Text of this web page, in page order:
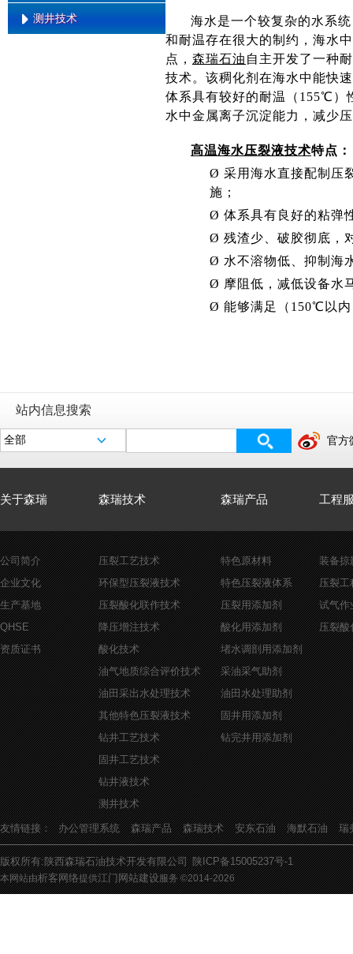
防窜水泥
无土相油基钻井液
测井技术
海水是一个较复杂的水系
和耐温存在很大的制约，海水
点， 森瑞石油 自主开发了一种
技术。该稠化剂在海水中能快
体系具有较好的耐温（155℃）
水中金属离子沉淀能力，减少
高温海水压裂液技术特点：
Ø 采用海水直接配制压
施；
Ø 体系具有良好的粘弹
Ø 残渣少、破胶彻底，
Ø 水不溶物低、抑制海
Ø 摩阻低，减低设备水
Ø 能够满足（150℃以
站内信息搜索
官方
关于森瑞 森瑞技术 森瑞产品 工程
公司简介
企业文化
生产基地
QHSE
资质证书
压裂工艺技术
环保型压裂液技术
压裂酸化联作技术
降压增注技术
酸化技术
油气地质综合评价技术
油田采出水处理技术
其他特色压裂液技术
钻井工艺技术
固井工艺技术
钻井液技术
测井技术
特色原材料
特色压裂液体系
压裂用添加剂
酸化用添加剂
堵水调剖用添加剂
采油采气助剂
油田水处理助剂
固井用添加剂
钻完井用添加剂
装备掠
压裂工
试气作
压裂酸
友情链接： 办公管理系统 森瑞产品 森瑞技术 安东石油 海默石油 瑞
版权所有:陕西森瑞石油技术开发有限公司 陕ICP备15005237号-1
本网站由析客网络提供江门网站建设服务 ©2014-2026